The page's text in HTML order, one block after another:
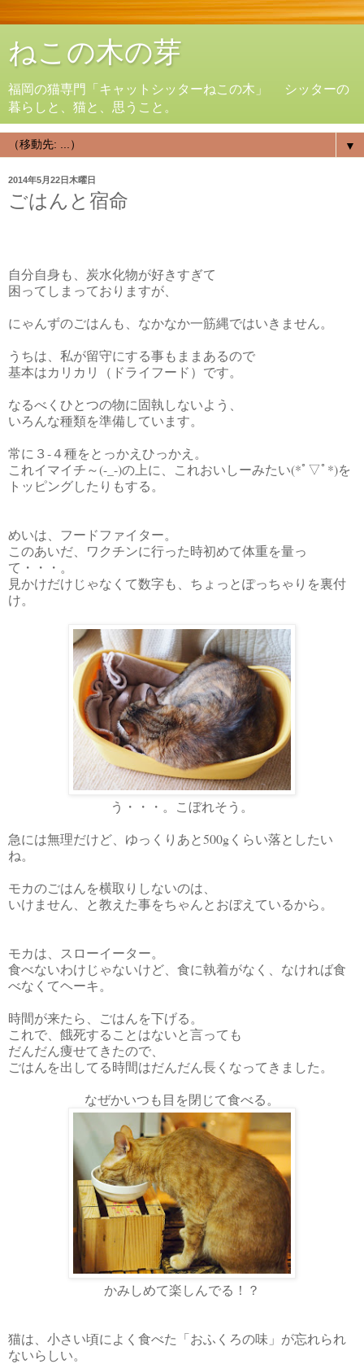
ねこの木の芽
福岡の猫専門「キャットシッターねこの木」 シッターの
暮らしと、猫と、思うこと。
▼
2014年5月22日木曜日
ごはんと宿命
自分自身も、炭水化物が好きすぎて
困ってしまっておりますが、
にゃんずのごはんも、なかなか一筋縄ではいきません。
うちは、私が留守にする事もままあるので
基本はカリカリ（ドライフード）です。
なるべくひとつの物に固執しないよう、
いろんな種類を準備しています。
常に３‐４種をとっかえひっかえ。
これイマイチ～(-_-)の上に、これおいしーみたい(*ﾟ▽ﾟ*)を
トッピングしたりもする。
めいは、フードファイター。
このあいだ、ワクチンに行った時初めて体重を量っ
て・・・。
見かけだけじゃなくて数字も、ちょっとぽっちゃりを裏付
け。
う・・・。こぼれそう。
急には無理だけど、ゆっくりあと500gくらい落としたい
ね。
モカのごはんを横取りしないのは、
いけません、と教えた事をちゃんとおぼえているから。
モカは、スローイーター。
食べないわけじゃないけど、食に執着がなく、なければ食
べなくてヘーキ。
時間が来たら、ごはんを下げる。
これで、餓死することはないと言っても
だんだん痩せてきたので、
ごはんを出してる時間はだんだん長くなってきました。
なぜかいつも目を閉じて食べる。
かみしめて楽しんでる！？
猫は、小さい頃によく食べた「おふくろの味」が忘れられ
ないらしい。